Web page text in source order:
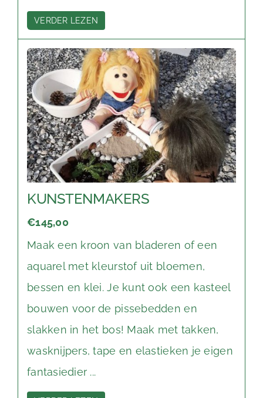
VERDER LEZEN
KUNSTENMAKERS
€145,00
Maak een kroon van bladeren of een
aquarel met kleurstof uit bloemen,
bessen en klei. Je kunt ook een kasteel
bouwen voor de pissebedden en
slakken in het bos! Maak met takken,
wasknijpers, tape en elastieken je eigen
fantasiedier ...